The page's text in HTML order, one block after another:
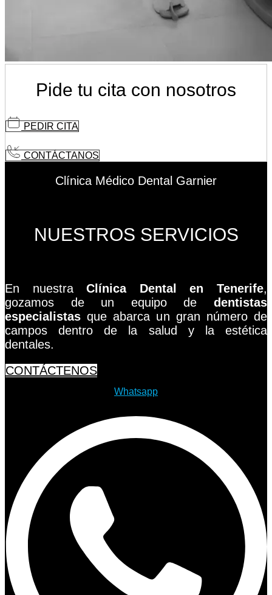
Pide tu cita con nosotros
PEDIR CITA
CONTÁCTANOS
Clínica Médico Dental Garnier
NUESTROS SERVICIOS
En nuestraClínica Dental en Tenerife,
gozamos de un equipo de dentistas
especialistas que abarca un gran número de
campos dentro de la salud y la estética
dentales.
CONTÁCTENOS
Whatsapp